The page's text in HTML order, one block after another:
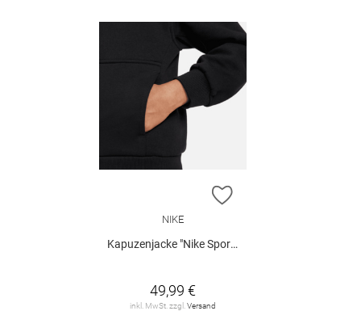
ZUR WUNSCHLISTE
NIKE
Kapuzenjacke "Nike Sportswear Club Fleece"
49,99 €
inkl. MwSt. zzgl.Versand